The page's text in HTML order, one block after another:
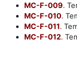
MC-F-009.
MC-F-010.
MC-F-011.
MC-F-012.